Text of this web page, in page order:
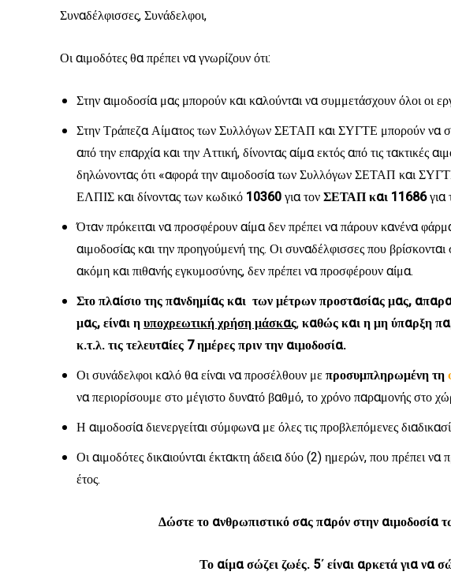
Συναδέλφισσες, Συνάδελφοι,
Οι αιμοδότες θα πρέπει να γνωρίζουν ότι:
Στην αιμοδοσία μας μπορούν και καλούνται να συμμετάσχουν όλοι οι
Στην Τράπεζα Αίματος των Συλλόγων ΣΕΤΑΠ και ΣΥΓΤΕ μπορούν να
από την επαρχία και την Αττική, δίνοντας αίμα εκτός από τις τακτικές
δηλώνοντας ότι «αφορά την αιμοδοσία των Συλλόγων ΣΕΤΑΠ και
ΕΛΠΙΣ και δίνοντας των κωδικό 10360για τονΣΕΤΑΠ και 11686για
Όταν πρόκειται να προσφέρουν αίμα δεν πρέπει να πάρουν κανένα
αιμοδοσίας και την προηγούμενή της. Οι συναδέλφισσες που
ακόμη και πιθανής εγκυμοσύνης, δεν πρέπει να προσφέρουν αίμα.
Στο πλαίσιο της πανδημίας και των μέτρων προστασίας μας,
μας, είναι ηυποχρεωτική χρήση μάσκας,καθώς και η μη ύπαρξη
κ.τ.λ. τις τελευταίες 7 ημέρες πριν την αιμοδοσία.
Οι συνάδελφοι καλό θα είναι να προσέλθουν μεπροσυμπληρωμένη τη
να περιορίσουμε στο μέγιστο δυνατό βαθμό, το χρόνο παραμονής στο
Η αιμοδοσία διενεργείται σύμφωνα με όλες τις προβλεπόμενες
Οι αιμοδότες δικαιούνται έκτακτη άδεια δύο (2) ημερών, που πρέπει
έτος.
Δώστε το ανθρωπιστικό σας παρόν στην
Το αίμα σώζει ζωές. 5΄ είναι αρκετά για να